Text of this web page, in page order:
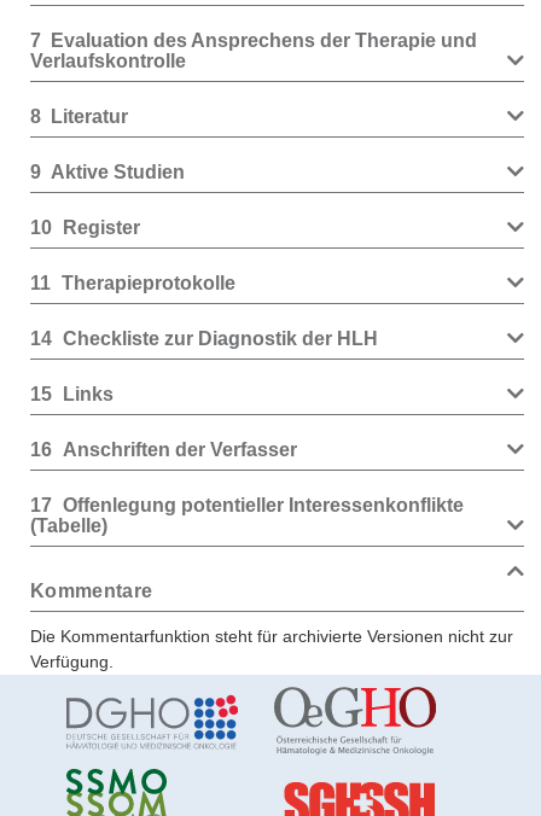
7
Evaluation des Ansprechens der Therapie und
Verlaufskontrolle
8 Literatur
9 Aktive Studien
10 Register
11 Therapieprotokolle
14 Checkliste zur Diagnostik der HLH
15 Links
16 Anschriften der Verfasser
17 Offenlegung potentieller Interessenkonflikte
(Tabelle)
Kommentare
Die Kommentarfunktion steht für archivierte Versionen nicht zur
Verfügung.